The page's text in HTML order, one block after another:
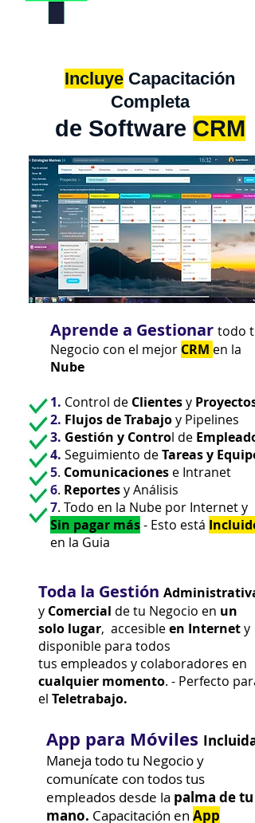
Incluye Capacitación
Completa
de Software CRM
Aprende a Gestionar todo tu
Negocio con el mejor CRM en la
Nube
1. Control de Clientesy Proyectos
2. Flujos de Trabajoy Pipelines
3. Gestión y Control de
4. Seguimiento deTareas y
5. Comunicaciones e Intranet
6. Reportesy Análisis
7. Todo en la Nube por Internet y
Sin pagar más- Esto está Incluido
en la Guia
Toda la Gestión Administrativa
y Comercial de tu Negocio en un
solo lugar, accesibleen Internety
disponible para todos
tus empleados y colaboradores en
cualquier momento. - Perfecto para
el Teletrabajo.
App para Móviles Incluida
Maneja todo tu Negocio y
comunícate con todos tus
empleados desde la palma de tu
mano. Capacitación en App